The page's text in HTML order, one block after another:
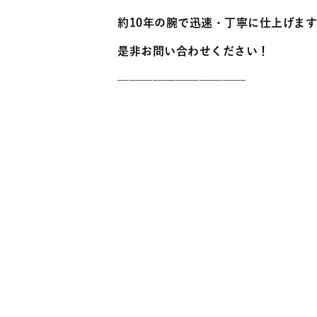
約10年の腕で迅速・丁寧に仕上げます
是非お問い合わせください！
———————————